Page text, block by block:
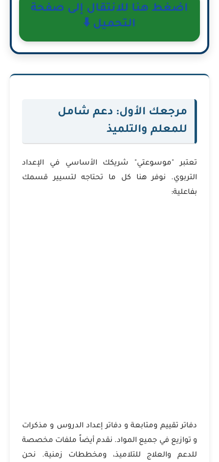
اضغط هنا للانتقال إلى صفحة
التحميل ⬇️
مرجعك الأول: دعم شامل
للمعلم والتلميذ
تعتبر "موسوعتي" شريكك الأساسي في الإعداد
التربوي. نوفر هنا كل ما تحتاجه لتسيير قسمك
بفاعلية:
دفاتر تقييم ومتابعة و دفاتر إعداد الدروس و مذكرات
و توازيع في جميع المواد. نقدم أيضاً ملفات مخصصة
للدعم والعلاج للتلاميذ، ومخططات زمنية. نحن